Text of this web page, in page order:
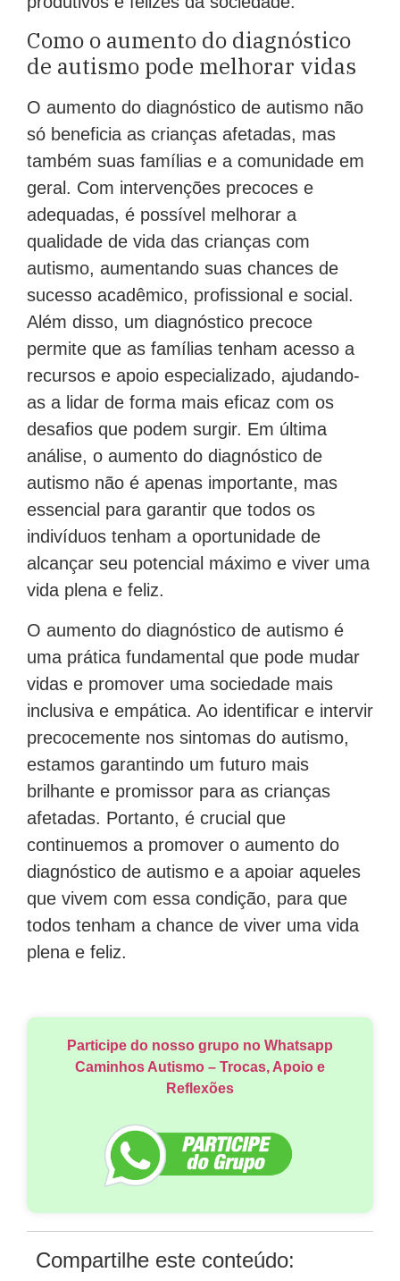
Como o aumento do diagnóstico
de autismo pode melhorar vidas
O aumento do diagnóstico de autismo não
só beneficia as crianças afetadas, mas
também suas famílias e a comunidade em
geral. Com intervenções precoces e
adequadas, é possível melhorar a
qualidade de vida das crianças com
autismo, aumentando suas chances de
sucesso acadêmico, profissional e social.
Além disso, um diagnóstico precoce
permite que as famílias tenham acesso a
recursos e apoio especializado, ajudando-
as a lidar de forma mais eficaz com os
desafios que podem surgir. Em última
análise, o aumento do diagnóstico de
autismo não é apenas importante, mas
essencial para garantir que todos os
indivíduos tenham a oportunidade de
alcançar seu potencial máximo e viver uma
vida plena e feliz.
O aumento do diagnóstico de autismo é
uma prática fundamental que pode mudar
vidas e promover uma sociedade mais
inclusiva e empática. Ao identificar e intervir
precocemente nos sintomas do autismo,
estamos garantindo um futuro mais
brilhante e promissor para as crianças
afetadas. Portanto, é crucial que
continuemos a promover o aumento do
diagnóstico de autismo e a apoiar aqueles
que vivem com essa condição, para que
todos tenham a chance de viver uma vida
plena e feliz.
Participe do nosso grupo no Whatsapp
Caminhos Autismo – Trocas, Apoio e
Reflexões
Compartilhe este conteúdo: